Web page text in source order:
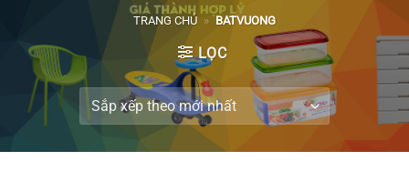
TRANG CHỦ » BATVUONG
LỌC